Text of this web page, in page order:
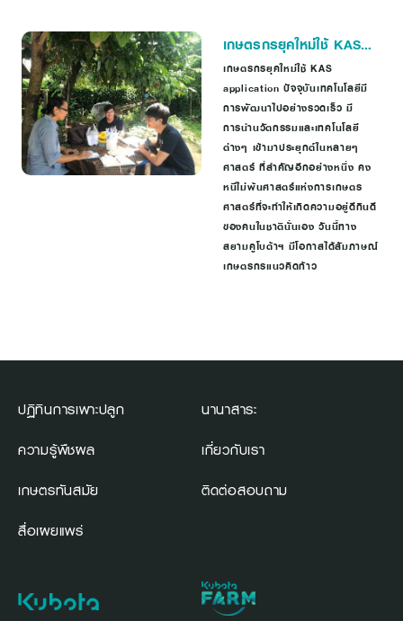
เกษตรกรยุคใหม่ใช้ KAS
application
เกษตรกรยุคใหม่ใช้ KAS
application ปัจจุบันเทคโนโลยีมี
การพัฒนาไปอย่างรวดเร็ว มี
การนำนวัตกรรมและเทคโนโลยี
ต่างๆ เข้ามาประยุกต์ในหลายๆ
ศาสตร์ ที่สำคัญอีกอย่างหนึ่ง คง
หนีไม่พ้นศาสตร์แห่งการเกษตร
ศาสตร์ที่จะทำให้เกิดความอยู่ดีกินดี
ของคนในชาตินั่นเอง วันนี้ทาง
สยามคูโบต้าฯ มีโอกาสได้สัมภาษณ์
เกษตรกรแนวคิดก้าว
ปฏิทินการเพาะปลูก
ความรู้พืชผล
เกษตรทันสมัย
สื่อเผยแพร่
นานาสาระ
เกี่ยวกับเรา
ติดต่อสอบถาม